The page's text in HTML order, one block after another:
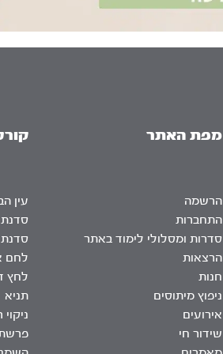
מפת האתר
הרשמה
התחברות
סדרות ומסלולי לימוד באתר
הרצאות
חנות
ניפוץ מיתוסים
אירועים
שידור חי
עין
לחם
לחץ
תניא